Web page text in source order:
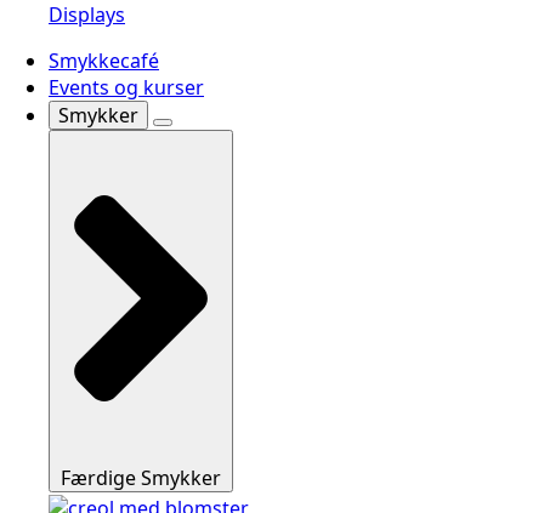
Displays
Smykkecafé
Events og kurser
Smykker
Færdige Smykker